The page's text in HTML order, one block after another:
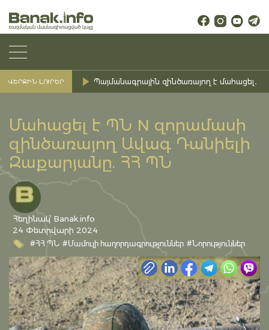
ՎԵՐՋԻՆ ԼՈՒՐԵՐ Պայմանագրային զինծառայող է մահացել․
Մահացել է ՊՆ N զորամասի
զինծառայող Ավագ Դանիելի
Զաքարյանը. ՀՀ ՊՆ
Հեղինակ՝ Banak.info
24 Փետրվարի 2024
#ՀՀ ՊՆ #Մամուլի հաղորդագրություններ #Նորություններ